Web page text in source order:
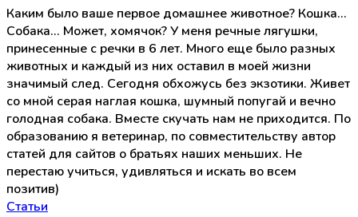
Каким было ваше первое домашнее животное? Кошка...
Собака... Может, хомячок? У меня речные лягушки,
принесенные с речки в 6 лет. Много еще было разных
животных и каждый из них оставил в моей жизни
значимый след. Сегодня обхожусь без экзотики. Живет
со мной серая наглая кошка, шумный попугай и вечно
голодная собака. Вместе скучать нам не приходится. По
образованию я ветеринар, по совместительству автор
статей для сайтов о братьях наших меньших. Не
перестаю учиться, удивляться и искать во всем
позитив)
Статьи